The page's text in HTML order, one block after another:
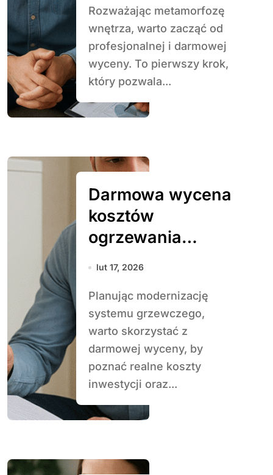
Rozważając metamorfozę
wnętrza, warto zacząć od
profesjonalnej i darmowej
wyceny. To pierwszy krok,
który pozwala...
Darmowa wycena
kosztów
ogrzewania
pompą ciepła
lut 17, 2026
Planując modernizację
systemu grzewczego,
warto skorzystać z
darmowej wyceny, by
poznać realne koszty
inwestycji oraz...